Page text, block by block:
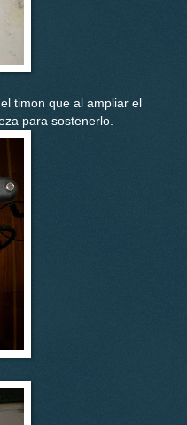
timon que al ampliar el
para sostenerlo.